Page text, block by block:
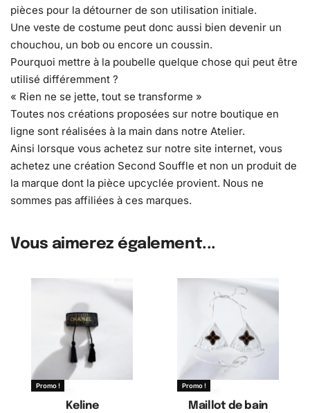
pièces pour la détourner de son utilisation initiale.
Une veste de costume peut donc aussi bien devenir un
chouchou, un bob ou encore un coussin.
Pourquoi mettre à la poubelle quelque chose qui peut être
utilisé différemment ?
« Rien ne se jette, tout se transforme »
Toutes nos créations proposées sur notre boutique en
ligne sont réalisées à la main dans notre Atelier.
Ainsi lorsque vous achetez sur notre site internet, vous
achetez une création Second Souffle et non un produit de
la marque dont la pièce upcyclée provient. Nous ne
sommes pas affiliées à ces marques.
Vous aimerez également...
Promo !
Keline
Promo !
Maillot de bain